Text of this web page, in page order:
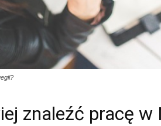
znaleźć pracę w